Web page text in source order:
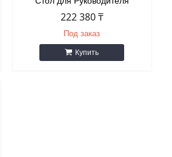
222 380 ₸
Под заказ
Купить